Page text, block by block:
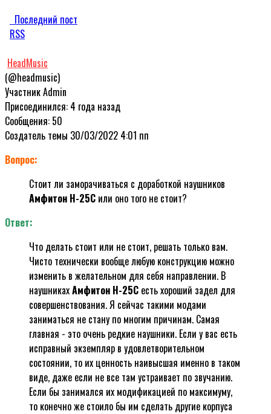
Последний пост
RSS
HeadMusic
(@headmusic)
УчастникAdmin
Присоединился: 4 года назад
Сообщения: 50
Создатель темы 30/03/2022 4:01 пп
Вопрос:
Стоит ли заморачиваться с доработкой наушников
Амфитон Н-25С или оно того не стоит?
Ответ:
Что делать стоит или не стоит, решать только вам.
Чисто технически вообще любую конструкцию можно
изменить в желательном для себя направлении. В
наушникахАмфитон Н-25С есть хороший задел для
совершенствования. Я сейчас такими модами
заниматься не стану по многим причинам. Самая
главная - это очень редкие наушники. Если у вас есть
исправный экземпляр в удовлетворительном
состоянии, то их ценность наивысшая именно в таком
виде, даже если не все там устраивает по звучанию.
Если бы занимался их модификацией по максимуму,
то конечно же стоило бы им сделать другие корпуса